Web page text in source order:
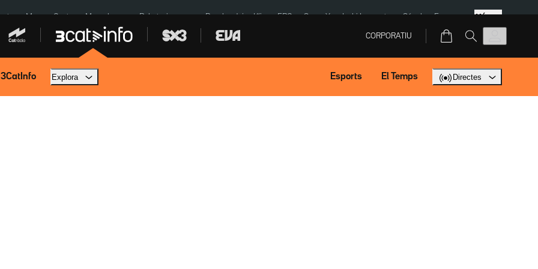
Menors Ceuta Mercabarna Robatoris coure Bombardejos Kíiv ERC SpaceX Isaki Lacuesta Sánchez Europa Més
CORPORATIU
3CatInfo Explora Esports El Temps Directes